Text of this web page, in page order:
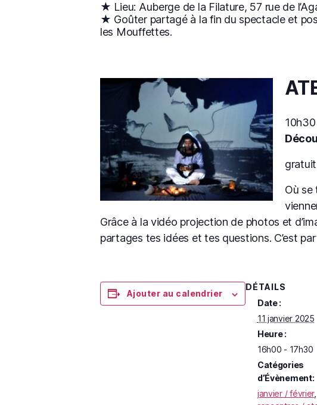
★ Lieu: Auberge de la Filature, 57 rue de
★ Goûter partagé à la fin du spectacle et
les Mouffettes.
10h30
Où se
Grâce à la vidéo projection de photos et
partages tes idées et tes questions. C’est
Ajouter au calendrier
DÉTAILS
Date :
11 janvier 2025
Heure :
16h00 - 17h30
Catégories
d’Évènement:
janvier / février,